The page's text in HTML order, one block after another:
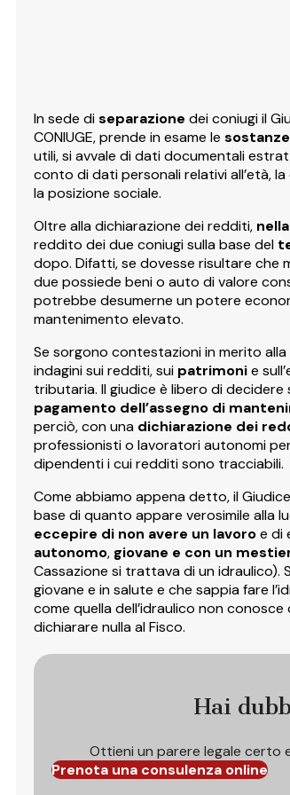
In sede diseparazione dei coniugi il
CONIUGE, prende in esame le sostanze
utili, si avvale di dati documentali
conto di dati personali relativi all’età,
la posizione sociale.
Oltre alla dichiarazione dei redditi,
reddito dei due coniugi sulla base del
dopo. Difatti, se dovesse risultare che
due possiede beni o auto di valore
potrebbe desumerne un potere
mantenimento elevato.
Se sorgono contestazioni in merito
indagini sui redditi, sui patrimonie
tributaria. Il giudice è libero di
pagamento dell’assegno di
perciò, con una dichiarazione dei
professionisti o lavoratori autonomi
dipendenti i cui redditi sono tracciabili.
Come abbiamo appena detto, il
base di quanto appare verosimile alla
eccepire di non avere un lavoroe di
autonomo, giovane e con un
Cassazione si trattava di un
giovane e in salute e che sappia fare
come quella dell’idraulico non
dichiarare nulla al Fisco.
Hai
Ottieni un parere legale certo
Prenota una consulenza online